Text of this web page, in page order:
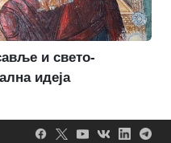
и свето-
идеја